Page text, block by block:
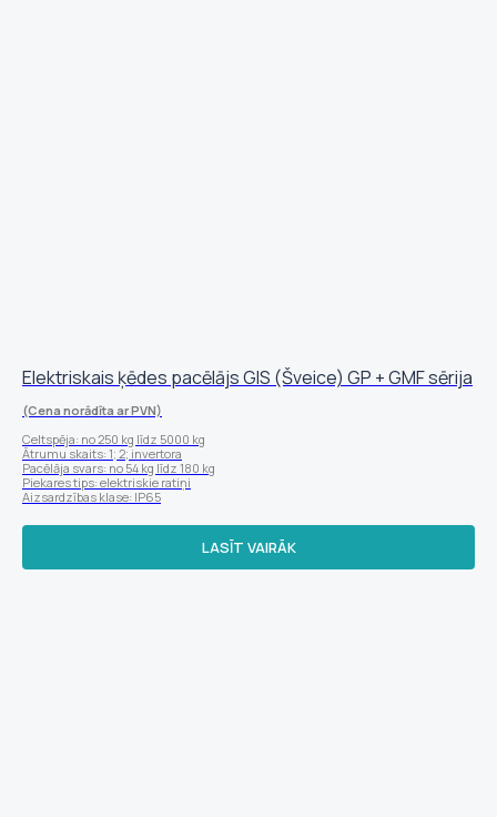
Elektriskais ķēdes pacēlājs GIS (Šveice) GP + GMF sērija
(Cena norādīta ar PVN)
Celtspēja: no 250 kg līdz 5000 kg
Ātrumu skaits: 1; 2; invertora
Pacēlāja svars: no 54 kg līdz 180 kg
Piekares tips: elektriskie ratiņi
Aizsardzības klase: IP65
LASĪT VAIRĀK